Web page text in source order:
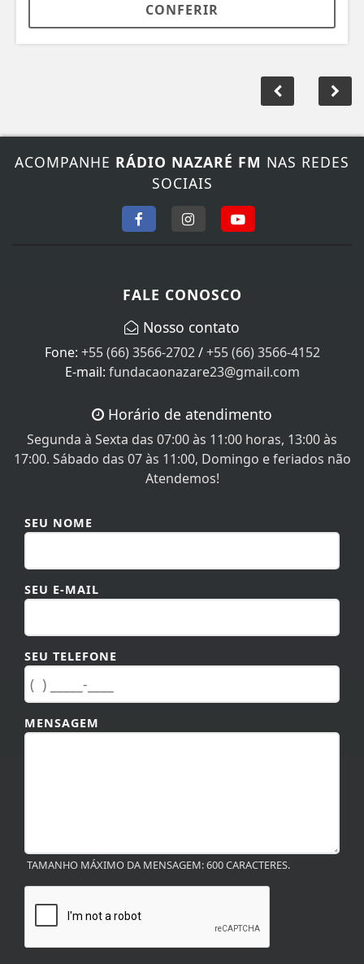
CONFERIR
ACOMPANHE RÁDIO NAZARÉ FM NAS REDES
SOCIAIS
FALE CONOSCO
Nosso contato
Fone: +55 (66) 3566-2702/+55 (66) 3566-4152
E-mail: fundacaonazare23@gmail.com
Horário de atendimento
Segunda à Sexta das 07:00 às 11:00 horas, 13:00 às
17:00. Sábado das 07 às 11:00, Domingo e feriados não
Atendemos!
SEU NOME
SEU E-MAIL
SEU TELEFONE
MENSAGEM
TAMANHO MÁXIMO DA MENSAGEM: 600 CARACTERES.